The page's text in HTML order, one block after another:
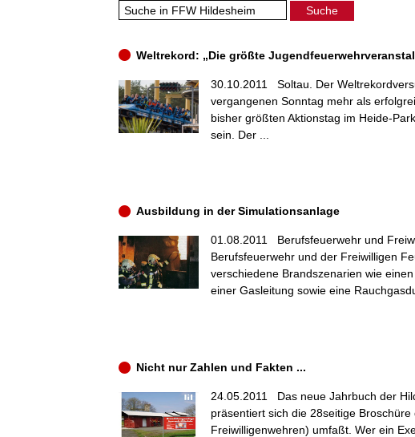
Weltrekord: „Die größte
30.10.2011 Soltau. Der
vergangenen Sonntag mehr als
bisher größten Aktionstag im Heide-
sein. Der ...
Ausbildung in der Simulationsanlage
01.08.2011 Berufsfeuerwehr und
Berufsfeuerwehr und der Freiwilligen
verschiedene Brandszenarien wie
einer Gasleitung sowie eine
Nicht nur Zahlen und Fakten ...
24.05.2011 Das neue Jahrbuch der
präsentiert sich die 28seitige
Freiwilligenwehren) umfaßt. Wer ein